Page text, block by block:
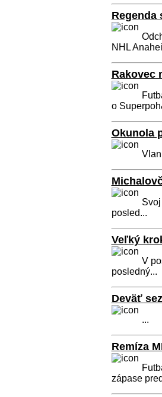
Regenda
NHL
Rakovec
o
Okunola
posled...
Veľký
V
posledný...
Deväť
...
Remíza
zápase